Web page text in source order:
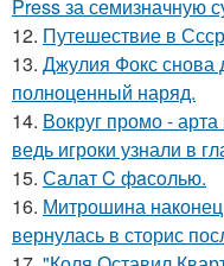
Press за семизначную
12. Путешествие в
13. Джулия Фокс снова
полноценный наряд.
14. Вокруг промо -
ведь игроки узнали в
15. Салат C фaсoлью.
16. Митрошина наконец
вернулась в сторис